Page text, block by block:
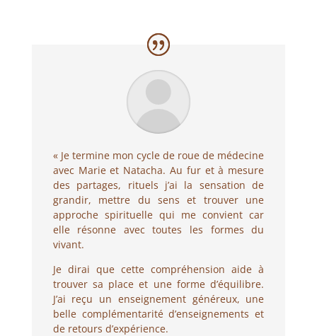
« Je termine mon cycle de roue de médecine
avec Marie et Natacha. Au fur et à mesure
des partages, rituels j’ai la sensation de
grandir, mettre du sens et trouver une
approche spirituelle qui me convient car
elle résonne avec toutes les formes du
vivant.
Je dirai que cette compréhension aide à
trouver sa place et une forme d’équilibre.
J’ai reçu un enseignement généreux, une
belle complémentarité d’enseignements et
de retours d’expérience.